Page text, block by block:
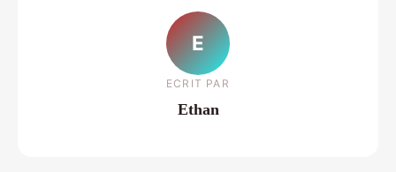
E
ECRIT PAR
Ethan